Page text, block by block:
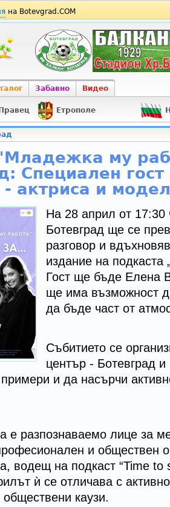
на Botevgrad.COM
Забавно Видео
Правец Етрополе
му
Специален гост
- актриса и модел
На 28 април от 17:30
Ботевград ще се
разговор и
издание на
Гост ще бъде Елена
ще има възможност
да бъде част от
Събитието се
център - Ботевград
и да насърчи
е разпознаваемо лице за
и обществен
водещ на подкаст “Time
ѝ се отличава с
каузи.